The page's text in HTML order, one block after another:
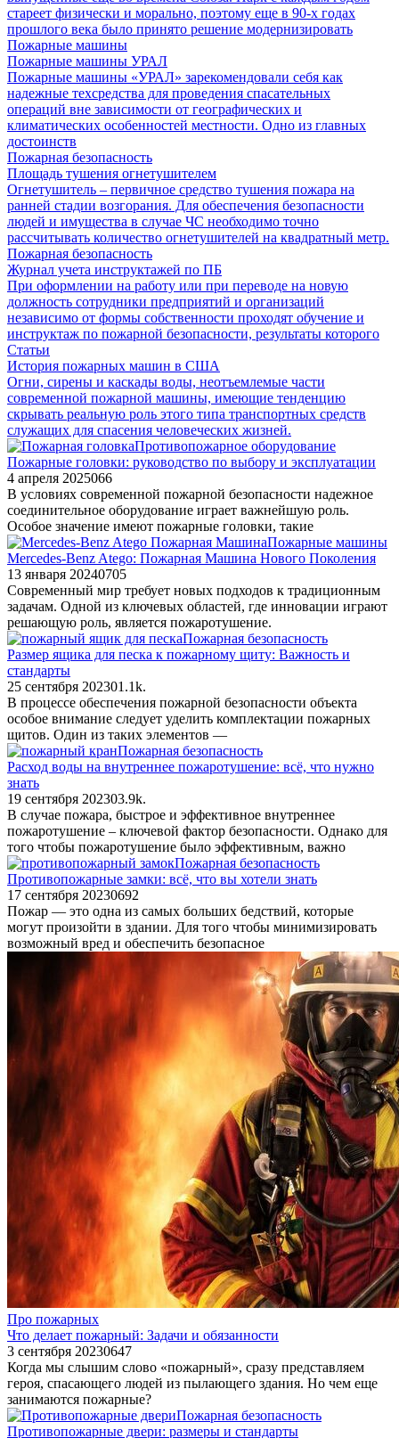
стареет физически и морально, поэтому еще в 90-х годах
прошлого века было принято решение модернизировать
Пожарные машины
Пожарные машины УРАЛ
Пожарные машины «УРАЛ» зарекомендовали себя как
надежные техсредства для проведения спасательных
операций вне зависимости от географических и
климатических особенностей местности. Одно из главных
достоинств
Пожарная безопасность
Площадь тушения огнетушителем
Огнетушитель – первичное средство тушения пожара на
ранней стадии возгорания. Для обеспечения безопасности
людей и имущества в случае ЧС необходимо точно
рассчитывать количество огнетушителей на квадратный метр.
Пожарная безопасность
Журнал учета инструктажей по ПБ
При оформлении на работу или при переводе на новую
должность сотрудники предприятий и организаций
независимо от формы собственности проходят обучение и
инструктаж по пожарной безопасности, результаты которого
Статьи
История пожарных машин в США
Огни, сирены и каскады воды, неотъемлемые части
современной пожарной машины, имеющие тенденцию
скрывать реальную роль этого типа транспортных средств
служащих для спасения человеческих жизней.
Противопожарное оборудование
Пожарные головки: руководство по выбору и эксплуатации
4 апреля 2025066
В условиях современной пожарной безопасности надежное
соединительное оборудование играет важнейшую роль.
Особое значение имеют пожарные головки, такие
Пожарные машины
Mercedes-Benz Atego: Пожарная Машина Нового Поколения
13 января 20240705
Современный мир требует новых подходов к традиционным
задачам. Одной из ключевых областей, где инновации играют
решающую роль, является пожаротушение.
Пожарная безопасность
Размер ящика для песка к пожарному щиту: Важность и
стандарты
25 сентября 202301.1k.
В процессе обеспечения пожарной безопасности объекта
особое внимание следует уделить комплектации пожарных
щитов. Один из таких элементов —
Пожарная безопасность
Расход воды на внутреннее пожаротушение: всё, что нужно
знать
19 сентября 202303.9k.
В случае пожара, быстрое и эффективное внутреннее
пожаротушение – ключевой фактор безопасности. Однако для
того чтобы пожаротушение было эффективным, важно
Пожарная безопасность
Противопожарные замки: всё, что вы хотели знать
17 сентября 20230692
Пожар — это одна из самых больших бедствий, которые
могут произойти в здании. Для того чтобы минимизировать
возможный вред и обеспечить безопасное
Про пожарных
Что делает пожарный: Задачи и обязанности
3 сентября 20230647
Когда мы слышим слово «пожарный», сразу представляем
героя, спасающего людей из пылающего здания. Но чем еще
занимаются пожарные?
Пожарная безопасность
Противопожарные двери: размеры и стандарты